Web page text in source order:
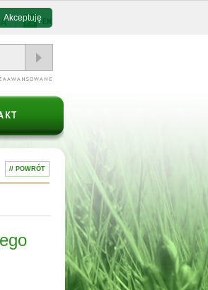
PL EN
A
// POWRÓT
Akceptuję